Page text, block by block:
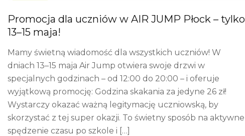
Promocja dla uczniów w AIR JUMP Płock – tylko
13–15 maja!
Mamy świetną wiadomość dla wszystkich uczniów! W
dniach 13–15 maja Air Jump otwiera swoje drzwi w
specjalnych godzinach – od 12:00 do 20:00 – i oferuje
wyjątkową promocję: Godzina skakania za jedyne 26 zł!
Wystarczy okazać ważną legitymację uczniowską, by
skorzystać z tej super okazji. To świetny sposób na aktywne
spędzenie czasu po szkole i […]